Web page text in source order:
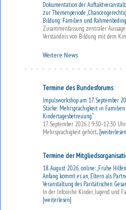
Dokumentation der
zur Themenperiode
Bildung: Familien und
Zusammenfassung zentraler
Verständnis von Bildung mit dem
Weitere News
Termine des Bundesforums
Impulsworkshop am 17. September
Stärke: Mehrsprachigkeit in
Kindertagesbetreuung“
17. September 2026 | 9:30-12:30
Mehrsprachigkeit gehört...
Termine der
18. August 2026, online: „Frühe
Anfang kommt es an, Eltern als
Veranstaltung des Paritätischen
In der Inforeihe Kinder, Jugend und
[weiterlesen]